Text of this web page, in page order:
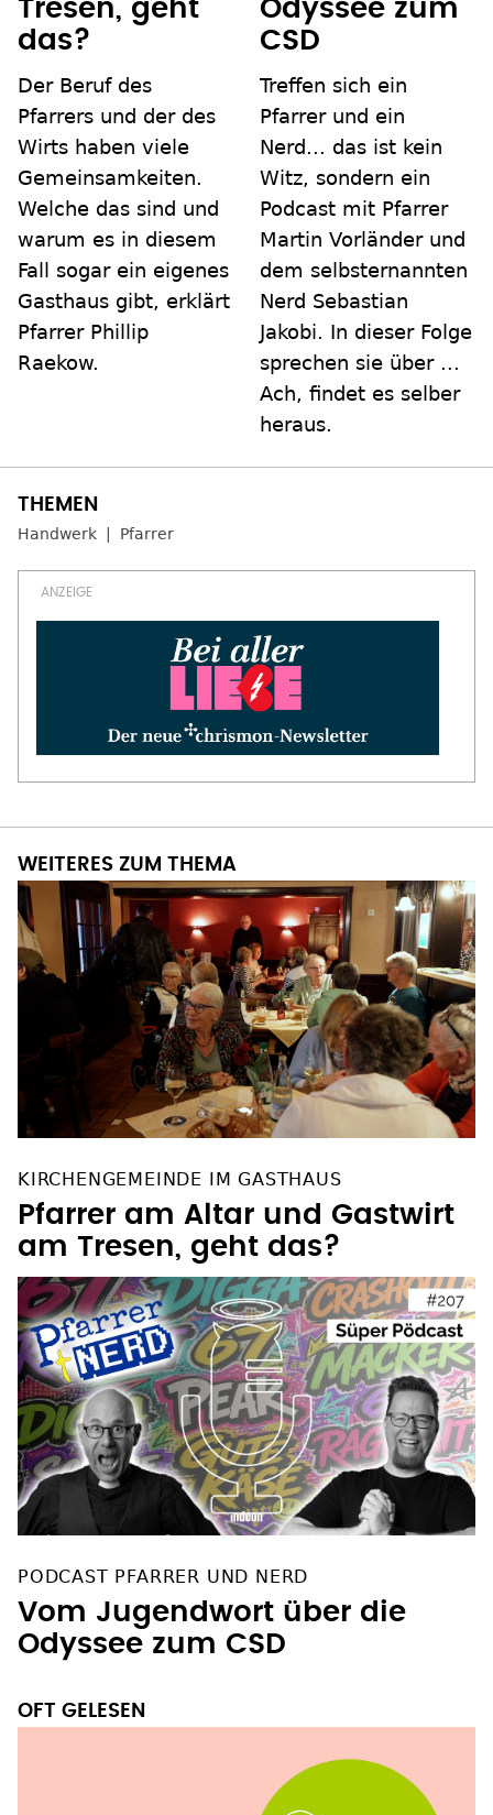
Tresen, geht
das?
Der Beruf des
Pfarrers und der des
Wirts haben viele
Gemeinsamkeiten.
Welche das sind und
warum es in diesem
Fall sogar ein eigenes
Gasthaus gibt, erklärt
Pfarrer Phillip
Raekow.
Odyssee zum
CSD
Treffen sich ein
Pfarrer und ein
Nerd... das ist kein
Witz, sondern ein
Podcast mit Pfarrer
Martin Vorländer und
dem selbsternannten
Nerd Sebastian
Jakobi. In dieser Folge
sprechen sie über ...
Ach, findet es selber
heraus.
Handwerk Pfarrer
WEITERES ZUM THEMA
KIRCHENGEMEINDE IM GASTHAUS
Pfarrer am Altar und Gastwirt
am Tresen, geht das?
PODCAST PFARRER UND NERD
Vom Jugendwort über die
Odyssee zum CSD
OFT GELESEN